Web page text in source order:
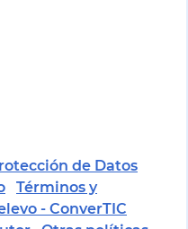
de Datos
Términos y
- ConverTIC